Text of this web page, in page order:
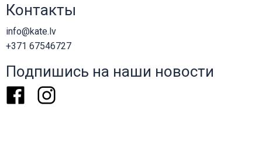
Контакты
info@kate.lv
+371 67546727
Подпишись на наши новости
FacebookInstagram